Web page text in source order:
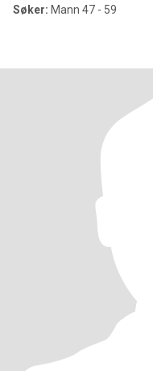
Søker: Mann 47 - 59